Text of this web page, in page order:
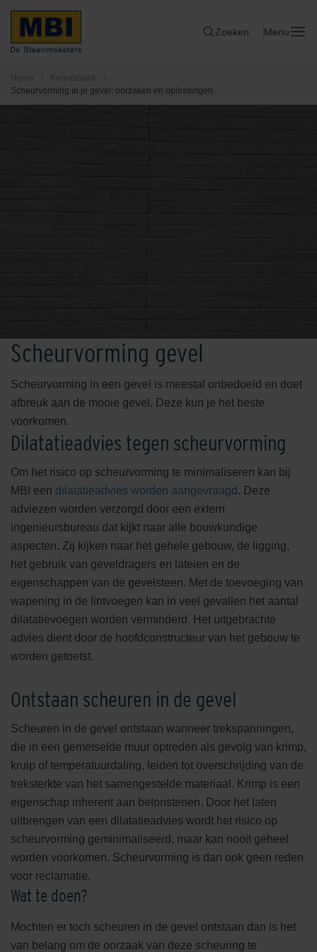
Zoeken Menu
Home / Kennisbank
/
Scheurvorming in je gevel: oorzaken en oplossingen
Scheurvorming gevel
Scheurvorming in een gevel is meestal onbedoeld en doet
afbreuk aan de mooie gevel. Deze kun je het beste
voorkomen.
Dilatatieadvies tegen scheurvorming
Om het risico op scheurvorming te minimaliseren kan bij
MBI een dilatatieadvies worden aangevraagd . Deze
adviezen worden verzorgd door een extern
ingenieursbureau dat kijkt naar alle bouwkundige
aspecten. Zij kijken naar het gehele gebouw, de ligging,
het gebruik van geveldragers en lateien en de
eigenschappen van de gevelsteen. Met de toevoeging van
wapening in de lintvoegen kan in veel gevallen het aantal
dilatatievoegen worden verminderd. Het uitgebrachte
advies dient door de hoofdconstructeur van het gebouw te
worden getoetst.
Ontstaan scheuren in de gevel
Scheuren in de gevel ontstaan wanneer trekspanningen,
die in een gemetselde muur optreden als gevolg van krimp,
kruip of temperatuurdaling, leiden tot overschrijding van de
treksterkte van het samengestelde materiaal. Krimp is een
eigenschap inherent aan betonstenen. Door het laten
uitbrengen van een dilatatieadvies wordt het risico op
scheurvorming geminimaliseerd, maar kan nooit geheel
worden voorkomen. Scheurvorming is dan ook geen reden
voor reclamatie.
Wat te doen?
Mochten er toch scheuren in de gevel ontstaan dan is het
van belang om de oorzaak van deze scheuring te